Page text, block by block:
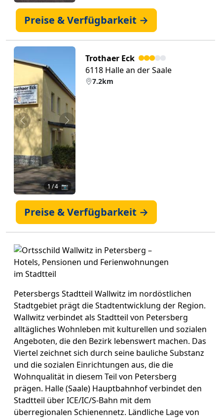
Preise & Verfügbarkeit →
Zurück Weiter
1 / 4 📷
Trothaer Eck
6118 Halle an der Saale
7.2km
Preise & Verfügbarkeit →
Petersbergs Stadtteil Wallwitz im nordöstlichen
Stadtgebiet prägt die Stadtentwicklung der Region.
Wallwitz verbindet als Stadtteil von Petersberg
alltägliches Wohnleben mit kulturellen und sozialen
Angeboten, die den Bezirk lebenswert machen. Das
Viertel zeichnet sich durch seine bauliche Substanz
und die sozialen Einrichtungen aus, die die
Wohnqualität in diesem Teil von Petersberg
prägen. Halle (Saale) Hauptbahnhof verbindet den
Stadtteil über ICE/IC/S-Bahn mit dem
überregionalen Schienennetz. Ländliche Lage von